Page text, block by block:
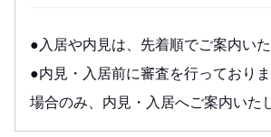
●入居や内見は、先着順でご案内いた
●内見・入居前に審査を行っており
場合のみ、内見・入居へご案内いた